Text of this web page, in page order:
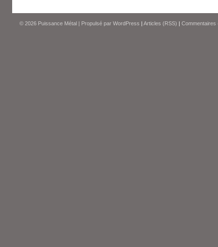
© 2026 Puissance Métal | Propulsé par WordPress | Articles (RSS) | Commentaires